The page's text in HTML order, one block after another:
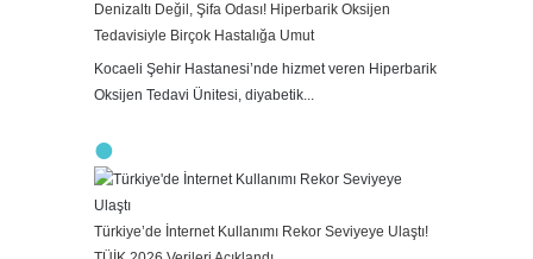
Denizaltı Değil, Şifa Odası! Hiperbarik Oksijen
Tedavisiyle Birçok Hastalığa Umut
Kocaeli Şehir Hastanesi’nde hizmet veren Hiperbarik
Oksijen Tedavi Ünitesi, diyabetik...
Türkiye’de İnternet Kullanımı Rekor Seviyeye Ulaştı!